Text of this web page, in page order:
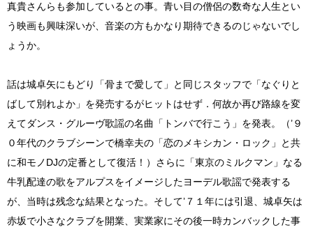
真貴さんらも参加しているとの事。青い目の僧侶の数奇な人生とい
う映画も興味深いが、音楽の方もかなり期待できるのじゃないでし
ょうか。
話は城卓矢にもどり「骨まで愛して」と同じスタッフで「なぐりと
ばして別れよか」を発売するがヒットはせず．何故か再び路線を変
えてダンス・グルーヴ歌謡の名曲「トンバで行こう」を発表。（’９
０年代のクラブシーンで橋幸夫の「恋のメキシカン・ロック」と共
に和モノDJの定番として復活！）さらに「東京のミルクマン」なる
牛乳配達の歌をアルプスをイメージしたヨーデル歌謡で発表する
が、当時は残念な結果となった。そして’７１年には引退、城卓矢は
赤坂で小さなクラブを開業、実業家にその後一時カンバックした事